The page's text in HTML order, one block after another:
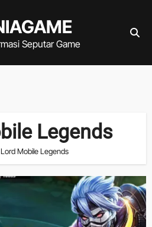
Seputar Game
Legends
Lord Mobile Legends